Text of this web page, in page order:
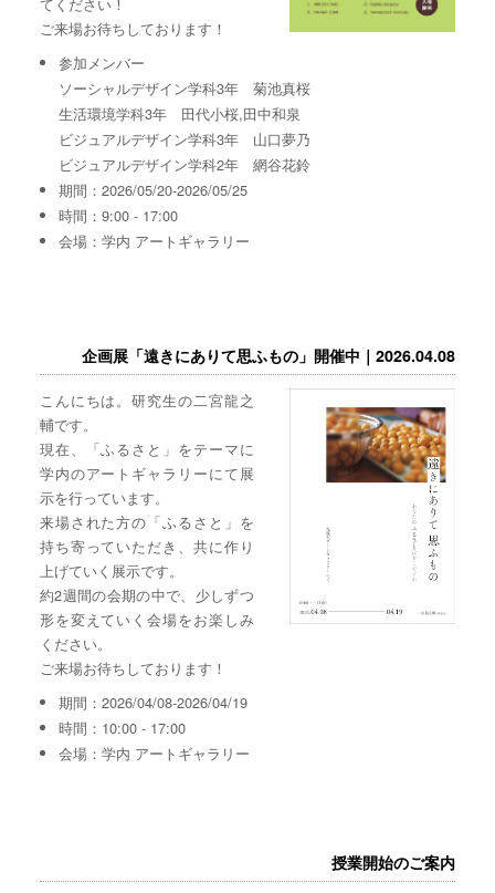
てください！
ご来場お待ちしております！
参加メンバー
ソーシャルデザイン学科3年 菊池真桜
生活環境学科3年 田代小桜,田中和泉
ビジュアルデザイン学科3年 山口夢乃
ビジュアルデザイン学科2年 網谷花鈴
期間：2026/05/20-2026/05/25
時間：9:00 - 17:00
会場：学内 アートギャラリー
企画展「遠きにありて思ふもの」開催中｜2026.04.08
こんにちは。研究生の二宮龍之
輔です。
現在、「ふるさと」をテーマに
学内のアートギャラリーにて展
示を行っています。
来場された方の「ふるさと」を
持ち寄っていただき、共に作り
上げていく展示です。
約2週間の会期の中で、少しずつ
形を変えていく会場をお楽しみ
ください。
ご来場お待ちしております！
期間：2026/04/08-2026/04/19
時間：10:00 - 17:00
会場：学内 アートギャラリー
授業開始のご案内